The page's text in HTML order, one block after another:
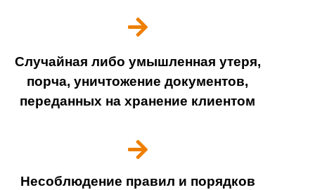
Случайная либо умышленная утеря,
порча, уничтожение документов,
переданных на хранение клиентом
Несоблюдение правил и порядков